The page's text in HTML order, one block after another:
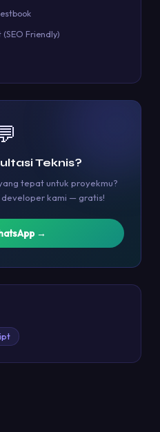
Friendly)
Teknis?
tepat untuk proyekmu?
developer kami — gratis!
→